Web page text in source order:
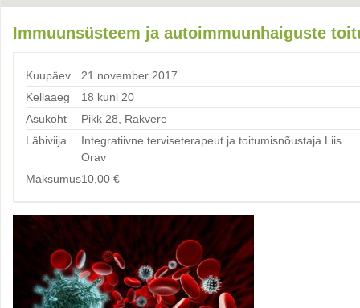
Immuunsüsteem ja autoimmuunhaiguste
Kuupäev
21 november 2017
Kellaaeg
18 kuni 20
Asukoht
Pikk 28, Rakvere
Läbiviija
Integratiivne terviseterapeut ja toitumisnõustaja Liis
Orav
Maksumus10,00 €